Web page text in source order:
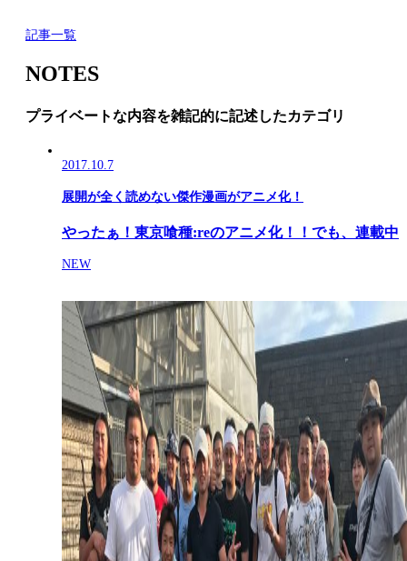
記事一覧
NOTES
プライベートな内容を雑記的に記述したカテゴリ
2017.10.7
展開が全く読めない傑作漫画がアニメ化！
やったぁ！東京喰種:reのアニメ化！！でも、連載中
NEW